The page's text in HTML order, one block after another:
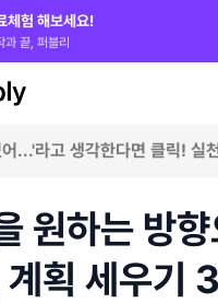
체험 해보세요!
과 끝, 퍼블리
...'라고 생각한다면 클릭! 실
원하는 방
획 세우기 3